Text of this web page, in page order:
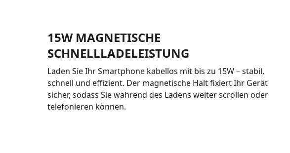
15W MAGNETISCHE
SCHNELLLADELEISTUNG
Laden Sie Ihr Smartphone kabellos mit bis zu 15W – stabil,
schnell und effizient. Der magnetische Halt fixiert Ihr Gerät
sicher, sodass Sie während des Ladens weiter scrollen oder
telefonieren können.